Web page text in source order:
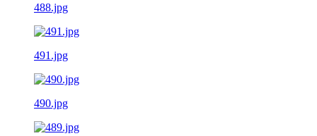
488.jpg
491.jpg
490.jpg